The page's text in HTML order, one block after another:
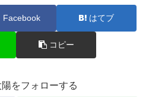
Facebook はてブ
コピー
をフォローする